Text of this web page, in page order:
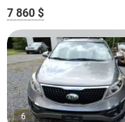
7 860 $
6